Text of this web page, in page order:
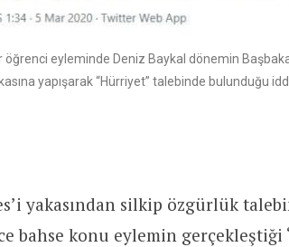
öğrenci eyleminde Deniz Baykal dönemin
yapışarak “Hürriyet” talebinde bulunduğu
yakasından silkip özgürlük
bahse konu eylemin gerçekleştiği